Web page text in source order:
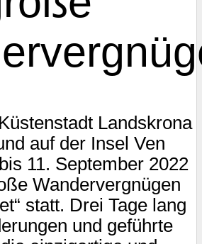
Landskrona
auf der Insel Ven
11. September 2022
Wandervergnügen
statt. Drei Tage lang
und geführte